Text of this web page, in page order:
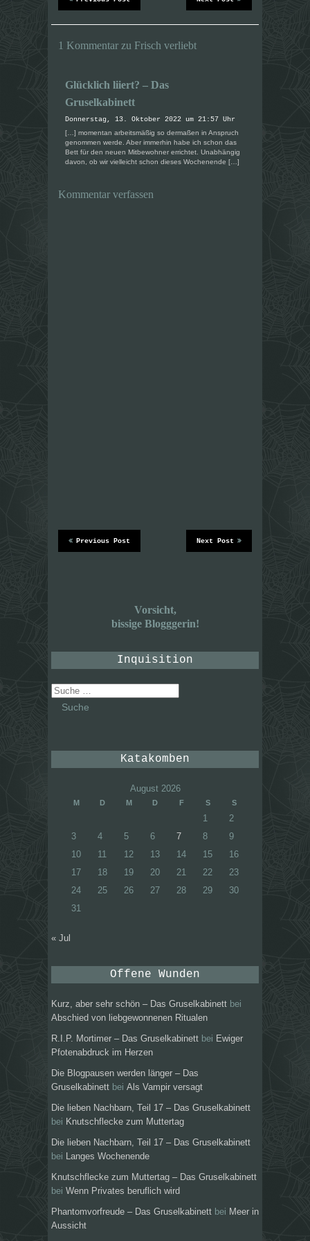
u
F
t
e
r
g
e
ö
f
f
n
e
t
u
m
F
e
e
ö
f
f
n
e
t
1 Kommentar zu Frisch verliebt
Glücklich liiert? – Das
Gruselkabinett
Donnerstag, 13. Oktober 2022 um 21:57 Uhr
[…] momentan arbeitsmäßig so dermaßen in Anspruch
genommen werde. Aber immerhin habe ich schon das
Bett für den neuen Mitbewohner errichtet. Unabhängig
davon, ob wir vielleicht schon dieses Wochenende […]
Kommentar verfassen
Next Post
Previous Post
Vorsicht,
bissige Blogggerin!
Inquisition
Suche
nach:
Katakomben
August 2026
M D M D F S S
1
2
3
4 5 6 7 8
9
10
11 12 13 14 15
16
17
18 19 20 21 22
23
24
25 26 27 28 29
30
31
« Jul
Offene Wunden
Kurz, aber sehr schön – Das Gruselkabinett bei
Abschied von liebgewonnenen Ritualen
R.I.P. Mortimer – Das Gruselkabinett bei Ewiger
Pfotenabdruck im Herzen
Die Blogpausen werden länger – Das
Gruselkabinett bei Als Vampir versagt
Die lieben Nachbarn, Teil 17 – Das Gruselkabinett
bei Knutschflecke zum Muttertag
Die lieben Nachbarn, Teil 17 – Das Gruselkabinett
bei
Langes Wochenende
Knutschflecke zum Muttertag – Das Gruselkabinett
bei Wenn Privates beruflich wird
Phantomvorfreude – Das Gruselkabinett bei Meer in
Aussicht